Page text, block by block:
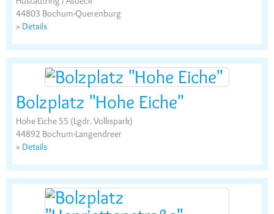
44803 Bochum-Querenburg
» Details
Bolzplatz "Hohe Eiche"
Hohe Eiche 55 (Lgdr. Volkspark)
44892 Bochum-Langendreer
» Details